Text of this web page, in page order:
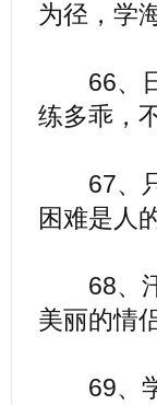
为径，学
66、日
练多乖，
67、只
困难是人
68、汗
美丽的情
69、学